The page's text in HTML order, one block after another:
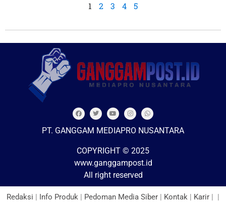
1 2 3 4 5
PT. GANGGAM MEDIAPRO NUSANTARA
COPYRIGHT © 2025
www.ganggampost.id
All right reserved
Redaksi Info Produk Pedoman Media Siber Kontak Karir